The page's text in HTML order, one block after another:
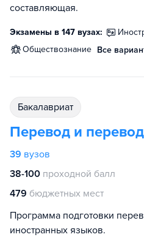
составляющая.
Экзамены в 147 вузах:
обществознание Все
бакалавриат
Перевод и
39 вузов
38-100 проходной балл
479 бюджетных мест
Программа подготовки
иностранных языков.